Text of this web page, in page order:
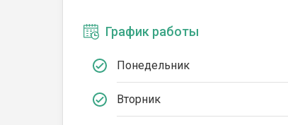
График работы
Понедельник
Вторник